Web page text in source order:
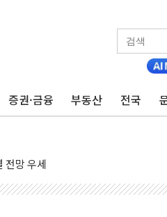
증권·금융 부동산 전국
전 vs 정청래 격차 확대'
단체' 타진
소명" 요구
가능성 낮아지며 상승… STOXX 600
스라엘·이란 위협에 맞설 자체 억지
음 주"